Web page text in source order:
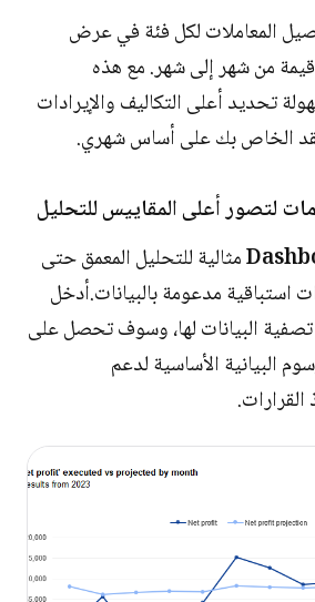
المعاملات لكل فئة في عرض
من شهر إلى شهر. مع هذه
تحديد أعلى التكاليف والإيرادات
الخاص بك على أساس شهري.
لتصور أعلى المقاييس للتحليل
مثالية للتحليل المعمق حتى
استباقية مدعومة بالبيانات.أدخل
البيانات لها، وسوف تحصل على
البيانية الأساسية لدعم